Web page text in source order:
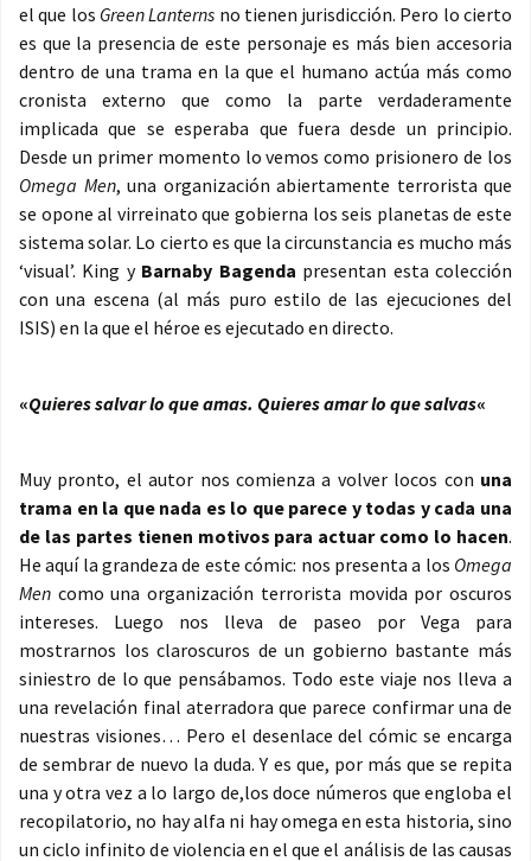
el que los Green Lanterns no tienen jurisdicción. Pero lo cierto
es que la presencia de este personaje es más bien accesoria
dentro de una trama en la que el humano actúa más como
cronista externo que como la parte verdaderamente
implicada que se esperaba que fuera desde un principio.
Desde un primer momento lo vemos como prisionero de los
Omega Men, una organización abiertamente terrorista que
se opone al virreinato que gobierna los seis planetas de este
sistema solar. Lo cierto es que la circunstancia es mucho más
‘visual’. King y Barnaby Bagenda presentan esta colección
con una escena (al más puro estilo de las ejecuciones del
ISIS) en la que el héroe es ejecutado en directo.
«Quieres salvar lo que amas. Quieres amar lo que salvas«
Muy pronto, el autor nos comienza a volver locos con una
trama en la que nada es lo que parece y todas y cada una
de las partes tienen motivos para actuar como lo hacen.
He aquí la grandeza de este cómic: nos presenta a los Omega
Men como una organización terrorista movida por oscuros
intereses. Luego nos lleva de paseo por Vega para
mostrarnos los claroscuros de un gobierno bastante más
siniestro de lo que pensábamos. Todo este viaje nos lleva a
una revelación final aterradora que parece confirmar una de
nuestras visiones… Pero el desenlace del cómic se encarga
de sembrar de nuevo la duda. Y es que, por más que se repita
una y otra vez a lo largo de,los doce números que engloba el
recopilatorio, no hay alfa ni hay omega en esta historia, sino
un ciclo infinito de violencia en el que el análisis de las causas